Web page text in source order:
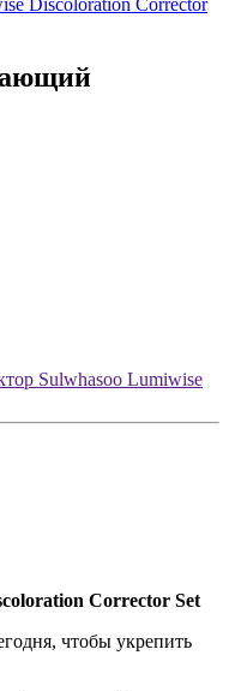
Sulwhasoo Lumiwise
Corrector Set
чтобы укрепить